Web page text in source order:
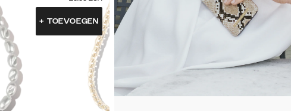
+ TOEVOEGEN